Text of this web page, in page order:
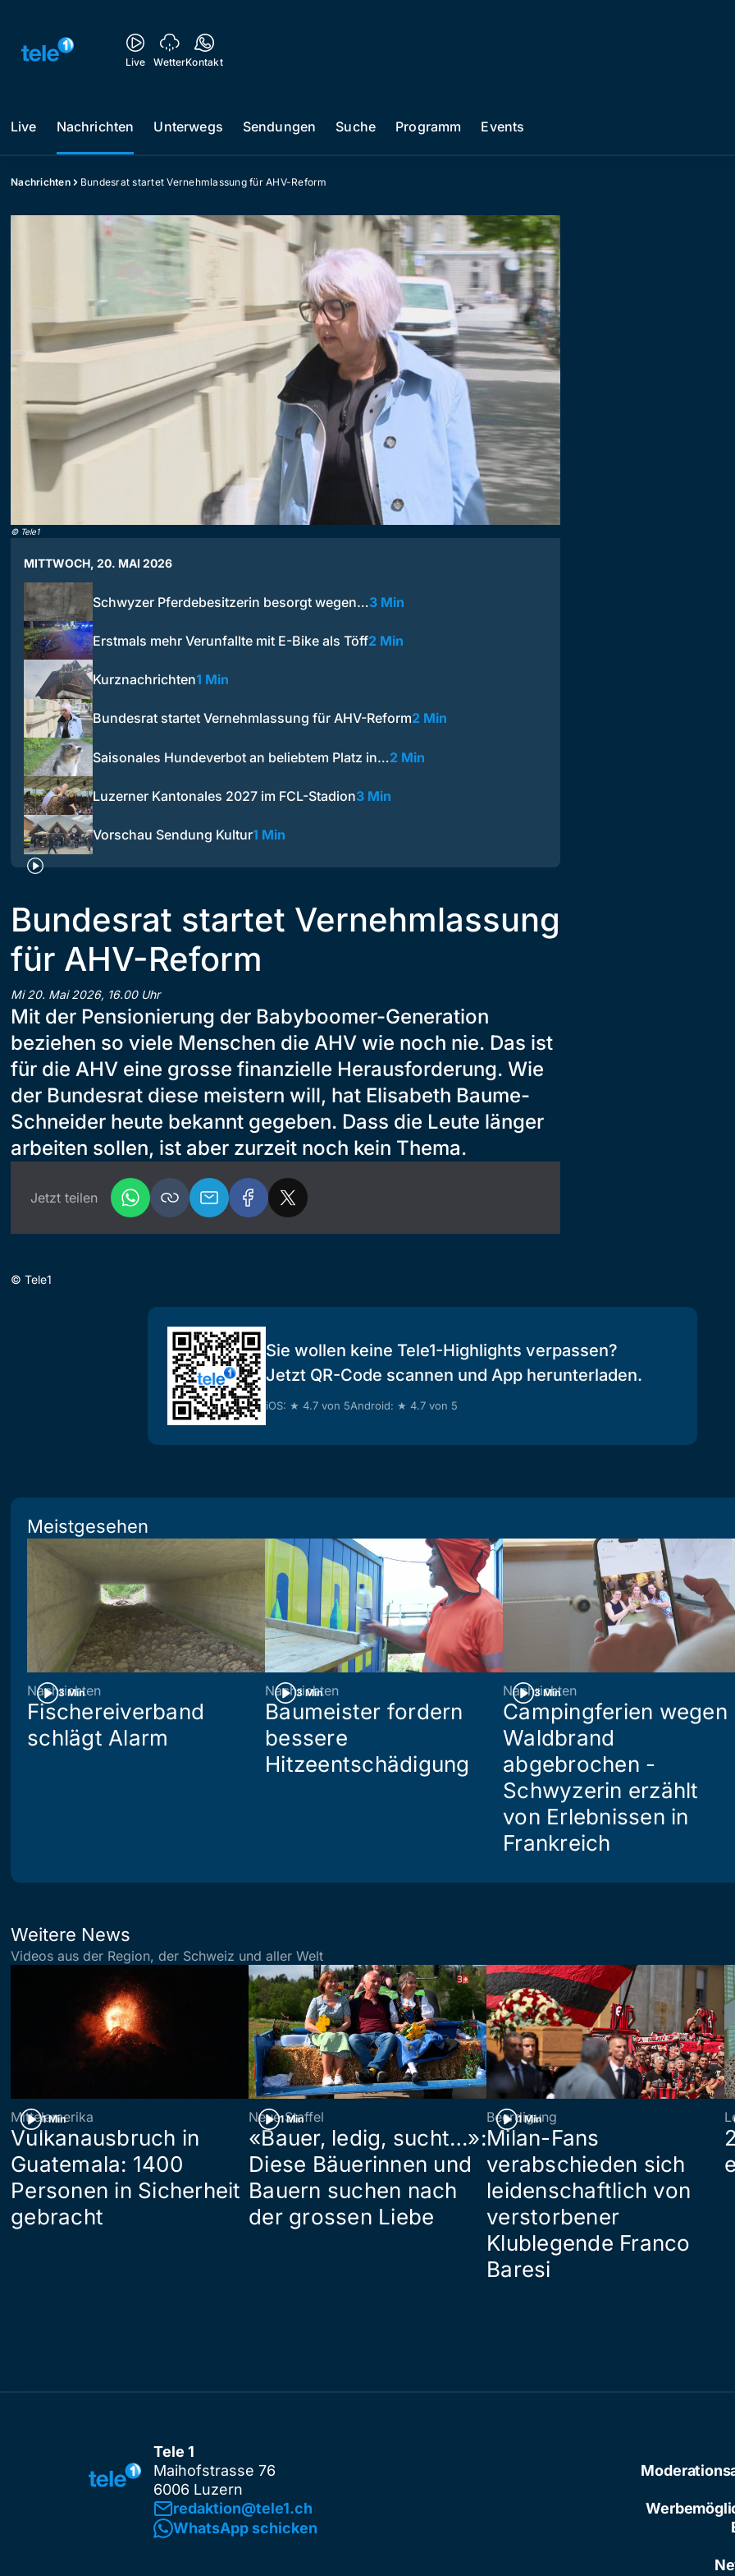
Live WetterKontakt
Live Nachrichten Unterwegs Sendungen Suche Programm Events
Nachrichten Bundesrat startet Vernehmlassung für AHV-Reform
© Tele1
MITTWOCH, 20. MAI 2026
Schwyzer Pferdebesitzerin besorgt wegen…3 Min
Erstmals mehr Verunfallte mit E-Bike als Töff2 Min
Kurznachrichten1 Min
Bundesrat startet Vernehmlassung für AHV-Reform2 Min
Saisonales Hundeverbot an beliebtem Platz in…2 Min
Luzerner Kantonales 2027 im FCL-Stadion3 Min
Vorschau Sendung Kultur1 Min
Bundesrat startet Vernehmlassung
für AHV-Reform
Mi 20. Mai 2026, 16.00 Uhr
Mit der Pensionierung der Babyboomer-Generation
beziehen so viele Menschen die AHV wie noch nie. Das ist
für die AHV eine grosse finanzielle Herausforderung. Wie
der Bundesrat diese meistern will, hat Elisabeth Baume-
Schneider heute bekannt gegeben. Dass die Leute länger
arbeiten sollen, ist aber zurzeit noch kein Thema.
Jetzt teilen
© Tele1
Sie wollen keine Tele1-Highlights verpassen?
Jetzt QR-Code scannen und App herunterladen.
iOS: ★ 4.7 von 5Android: ★ 4.7 von 5
Meistgesehen
3 Min
Nachrichten
Fischereiverband
schlägt Alarm
3 Min
Nachrichten
Baumeister fordern
bessere
Hitzeentschädigung
3 Min
Nachrichten
Campingferien wegen
Waldbrand
abgebrochen -
Schwyzerin erzählt
von Erlebnissen in
Frankreich
Weitere News
Videos aus der Region, der Schweiz und aller Welt
1 Min
Mittelamerika
Vulkanausbruch in
Guatemala: 1400
Personen in Sicherheit
gebracht
1 Min
Neue Staffel
«Bauer, ledig, sucht…»:
Diese Bäuerinnen und
Bauern suchen nach
der grossen Liebe
1 Min
Beerdigung
Milan-Fans
verabschieden sich
leidenschaftlich von
verstorbener
Klublegende Franco
Baresi
Tele 1
Maihofstrasse 76
6006 Luzern
redaktion@tele1.ch
WhatsApp schicken